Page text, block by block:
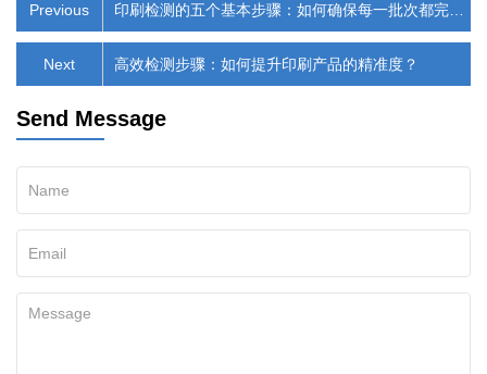
Previous
印刷检测的五个基本步骤：如何确保每一批次都完美
无缺
高效检测步骤：如何提升印刷产品的精准度？​
Next
Send Message